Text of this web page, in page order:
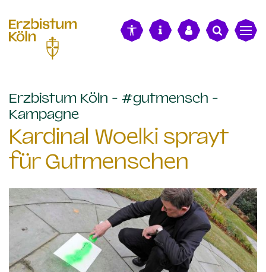
Erzbistum Köln - #gutmensch -
Kampagne:
Kardinal Woelki sprayt
für Gutmenschen